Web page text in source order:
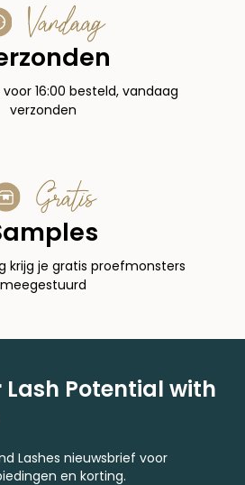
Vandaag
16:00 besteld, vandaag
verzonden
Gratis
krijg je gratis proefmonsters
meegestuurd
Lash Potential with
Lashes nieuwsbrief voor
en korting.